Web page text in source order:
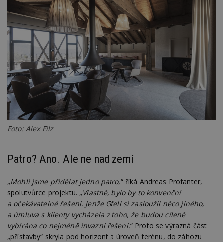
Foto: Alex Filz
Patro? Ano. Ale ne nad zemí
„Mohli jsme přidělat jedno patro,“ říká Andreas Profanter,
spolutvůrce projektu. „Vlastně, bylo by to konvenční
a očekávatelné řešení. Jenže Gfell si zasloužil něco jiného,
a úmluva s klienty vycházela z toho, že budou cíleně
vybírána co nejméně invazní řešení.“ Proto se výrazná část
„přístavby“ skryla pod horizont a úroveň terénu, do záhozu